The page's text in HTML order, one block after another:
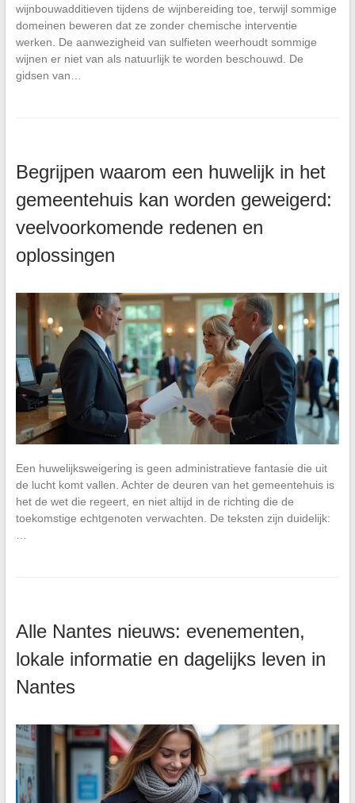
wijnbouwadditieven tijdens de wijnbereiding toe, terwijl sommige
domeinen beweren dat ze zonder chemische interventie
werken. De aanwezigheid van sulfieten weerhoudt sommige
wijnen er niet van als natuurlijk te worden beschouwd. De
gidsen van…
Begrijpen waarom een huwelijk in het
gemeentehuis kan worden geweigerd:
veelvoorkomende redenen en
oplossingen
Een huwelijksweigering is geen administratieve fantasie die uit
de lucht komt vallen. Achter de deuren van het gemeentehuis is
het de wet die regeert, en niet altijd in de richting die de
toekomstige echtgenoten verwachten. De teksten zijn duidelijk:
…
Alle Nantes nieuws: evenementen,
lokale informatie en dagelijks leven in
Nantes